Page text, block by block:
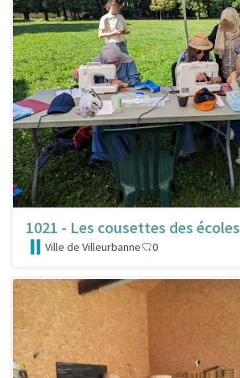
1021 - Les cousettes des écoles
Ville de Villeurbanne 0